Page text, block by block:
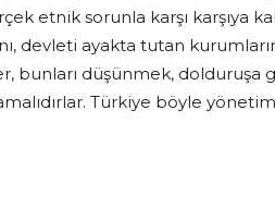
etnik sorunla karşı karşıya
devleti ayakta tutan
bunları düşünmek,
Türkiye böyle